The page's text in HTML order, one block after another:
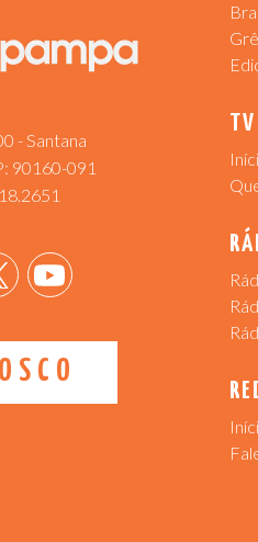
- Santana
90160-091